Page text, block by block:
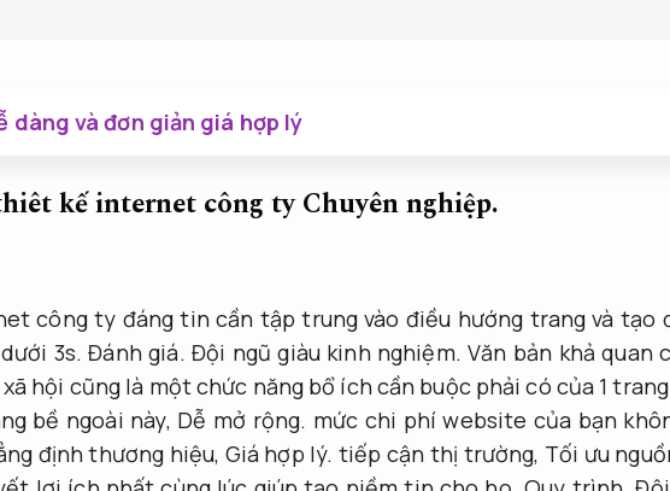
dàng và đơn giản giá hợp lý
kế internet công tyChuyên nghiệp.
công ty đáng tin cần tập trung vào điều hướng trang và tạo
3s.Đánh giá. Đội ngũ giàu kinh nghiệm. Văn bản khả quan
hội cũng là một chức năng bổ ích cần buộc phải có của 1
bề ngoài này, Dễ mở rộng. mức chi phí website của bạn
định thương hiệu, Giá hợp lý. tiếp cận thị trường, Tối ưu